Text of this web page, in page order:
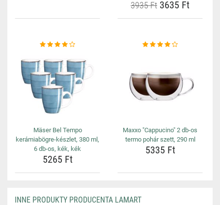
3935 Ft 3635 Ft
Mäser Bel Tempo
kerámiabögre-készlet, 380 ml,
6 db-os, kék, kék
5265 Ft
Maxxo "Cappucino" 2 db-os
termo pohár szett, 290 ml
5335 Ft
INNE PRODUKTY PRODUCENTA LAMART